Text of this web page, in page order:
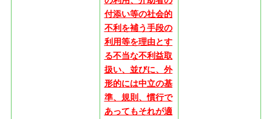
付添い等の社会的
不利を補う手段の
利用等を理由とす
る不当な不利益取
扱い、並びに、外
形的には中立の基
準、規則、慣行で
あってもそれが適